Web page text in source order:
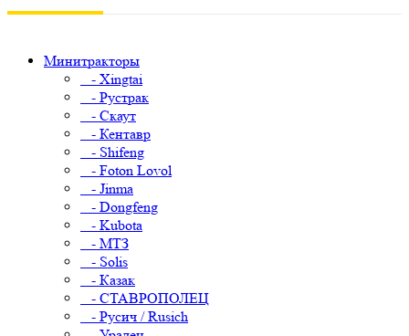
Минитракторы
- Xingtai
- Рустрак
- Скаут
- Кентавр
- Shifeng
- Foton Lovol
- Jinma
- Dongfeng
- Kubota
- МТЗ
- Solis
- Казак
- СТАВРОПОЛЕЦ
- Русич / Rusich